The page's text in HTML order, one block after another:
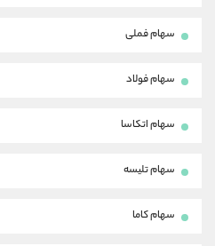
سهام فملی
سهام فولاد
سهام اتکاسا
سهام تلیسه
سهام کاما